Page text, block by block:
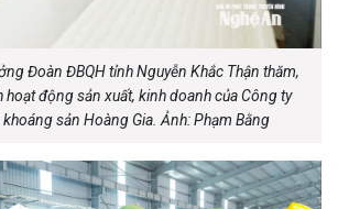
Đoàn ĐBQH tỉnh Nguyễn Khắc Thận thăm,
hoạt động sản xuất, kinh doanh của Công ty
sản Hoàng Gia. Ảnh: Phạm Bằng